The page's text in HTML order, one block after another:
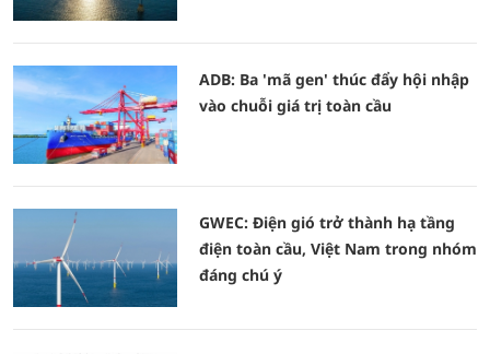
ADB: Ba 'mã gen' thúc đẩy hội nhập
vào chuỗi giá trị toàn cầu
GWEC: Điện gió trở thành hạ tầng
điện toàn cầu, Việt Nam trong nhóm
đáng chú ý